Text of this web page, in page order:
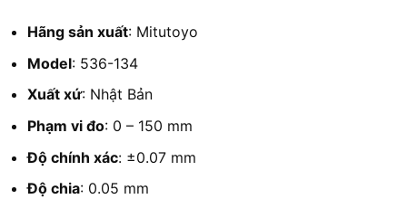
Hãng sản xuất: Mitutoyo
Model: 536-134
Xuất xứ: Nhật Bản
Phạm vi đo: 0 – 150 mm
Độ chính xác: ±0.07 mm
Độ chia: 0.05 mm